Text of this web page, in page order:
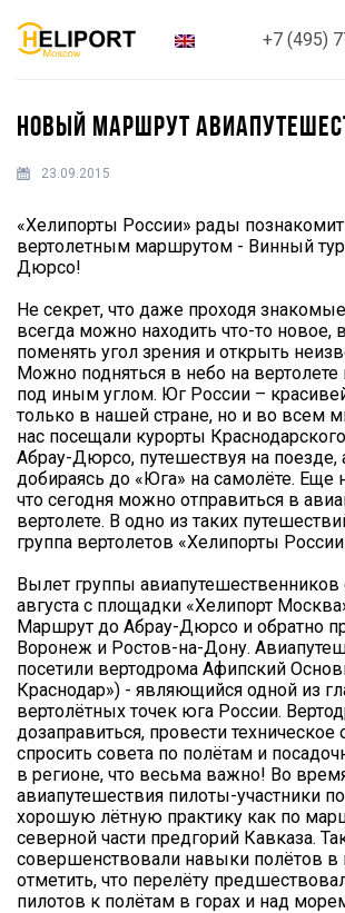
+7 (495)
НОВЫЙ МАРШРУТ
23.09.2015
«Хелипорты России» рады
вертолетным маршрутом - Винный
Дюрсо!
Не секрет, что даже проходя
всегда можно находить что-то новое,
поменять угол зрения и открыть
Можно подняться в небо на
под иным углом. Юг России –
только в нашей стране, но и во всем
нас посещали курорты
Абрау-Дюрсо, путешествуя на поезде,
добираясь до «Юга» на самолёте. Еще
что сегодня можно отправиться в
вертолете. В одно из таких
группа вертолетов «Хелипорты
Вылет группы авиапутешественников
августа с площадки «Хелипорт
Маршрут до Абрау-Дюрсо и обратно
Воронеж и Ростов-на-Дону.
посетили вертодрома Афипский
Краснодар») - являющийся одной из
вертолётных точек юга России.
дозаправиться, провести
спросить совета по полётам и
в регионе, что весьма важно! Во
авиапутешествия пилоты-участники
хорошую лётную практику как по
северной части предгорий Кавказа.
совершенствовали навыки полётов в
отметить, что перелёту
пилотов к полётам в горах и над